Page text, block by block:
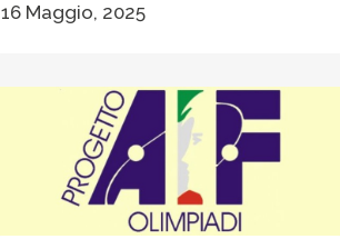
16 Maggio, 2025